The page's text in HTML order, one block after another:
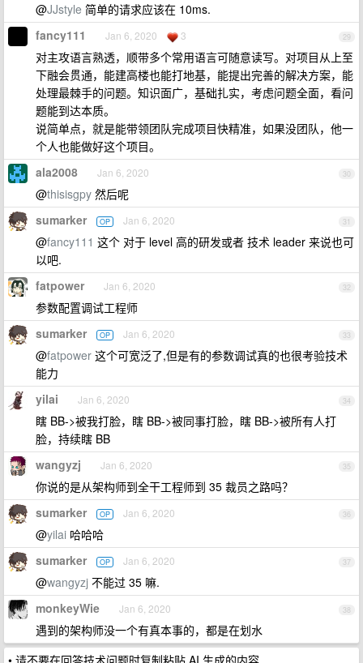
@JJstyle 简单的请求应该在 10ms.
29
fancy111 Jan 6, 2020 3
对主攻语言熟透，顺带多个常用语言可随意读写。对项目从上至
下融会贯通，能建高楼也能打地基，能提出完善的解决方案，能
处理最棘手的问题。知识面广，基础扎实，考虑问题全面，看问
题能到达本质。
说简单点，就是能带领团队完成项目快精准，如果没团队，他一
个人也能做好这个项目。
30
ala2008 Jan 6, 2020
@thisisgpy 然后呢
31
sumarker OP Jan 6, 2020
@fancy111 这个 对于 level 高的研发或者 技术 leader 来说也可
以吧.
32
fatpower Jan 6, 2020
参数配置调试工程师
33
sumarker OP Jan 6, 2020
@fatpower 这个可宽泛了,但是有的参数调试真的也很考验技术
能力
34
yilai Jan 6, 2020
瞎 BB->被我打脸，瞎 BB->被同事打脸，瞎 BB->被所有人打
脸，持续瞎 BB
35
wangyzj Jan 6, 2020
你说的是从架构师到全干工程师到 35 裁员之路吗？
36
sumarker OP Jan 6, 2020
@yilai 哈哈哈
37
sumarker OP Jan 6, 2020
@wangyzj 不能过 35 嘛.
38
monkeyWie Jan 6, 2020
遇到的架构师没一个有真本事的，都是在划水
• 请不要在回答技术问题时复制粘贴 AI 生成的内容